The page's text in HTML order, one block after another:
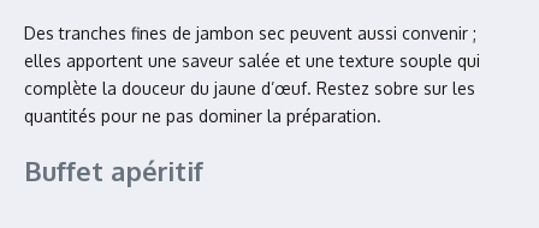
Des tranches fines de jambon sec peuvent aussi convenir ;
elles apportent une saveur salée et une texture souple qui
complète la douceur du jaune d’œuf. Restez sobre sur les
quantités pour ne pas dominer la préparation.
Buffet apéritif